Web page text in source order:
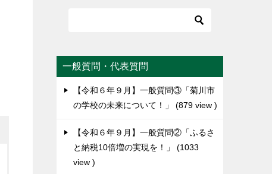
一般質問・代表質問
【令和６年９月】一般質問③「菊川市
の学校の未来について！」
879 view
【令和６年９月】一般質問②「ふるさ
と納税10倍増の実現を！」
1033
view